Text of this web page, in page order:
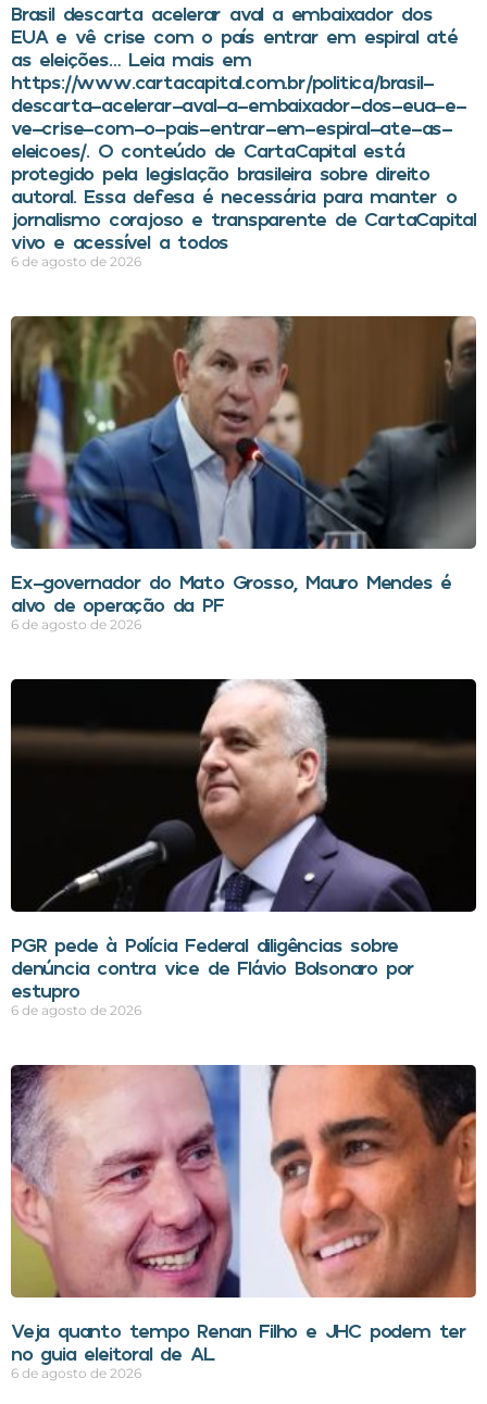
Brasil descarta acelerar aval a embaixador dos
EUA e vê crise com o país entrar em espiral até
as eleições… Leia mais em
https://www.cartacapital.com.br/politica/brasil-
descarta-acelerar-aval-a-embaixador-dos-eua-e-
ve-crise-com-o-pais-entrar-em-espiral-ate-as-
eleicoes/. O conteúdo de CartaCapital está
protegido pela legislação brasileira sobre direito
autoral. Essa defesa é necessária para manter o
jornalismo corajoso e transparente de CartaCapital
vivo e acessível a todos
6 de agosto de 2026
Ex-governador do Mato Grosso, Mauro Mendes é
alvo de operação da PF
6 de agosto de 2026
PGR pede à Polícia Federal diligências sobre
denúncia contra vice de Flávio Bolsonaro por
estupro
6 de agosto de 2026
Veja quanto tempo Renan Filho e JHC podem ter
no guia eleitoral de AL
6 de agosto de 2026